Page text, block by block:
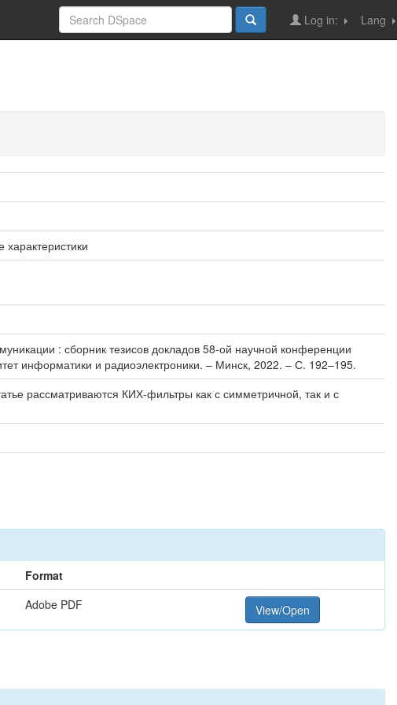
Lang
Log in:
: сборник тезисов докладов 58-ой научной конференции
информатики и радиоэлектроники. – Минск, 2022. – С. 192–195.
рассматриваются КИХ-фильтры как с симметричной, так и с
Format
Adobe PDF View/Open